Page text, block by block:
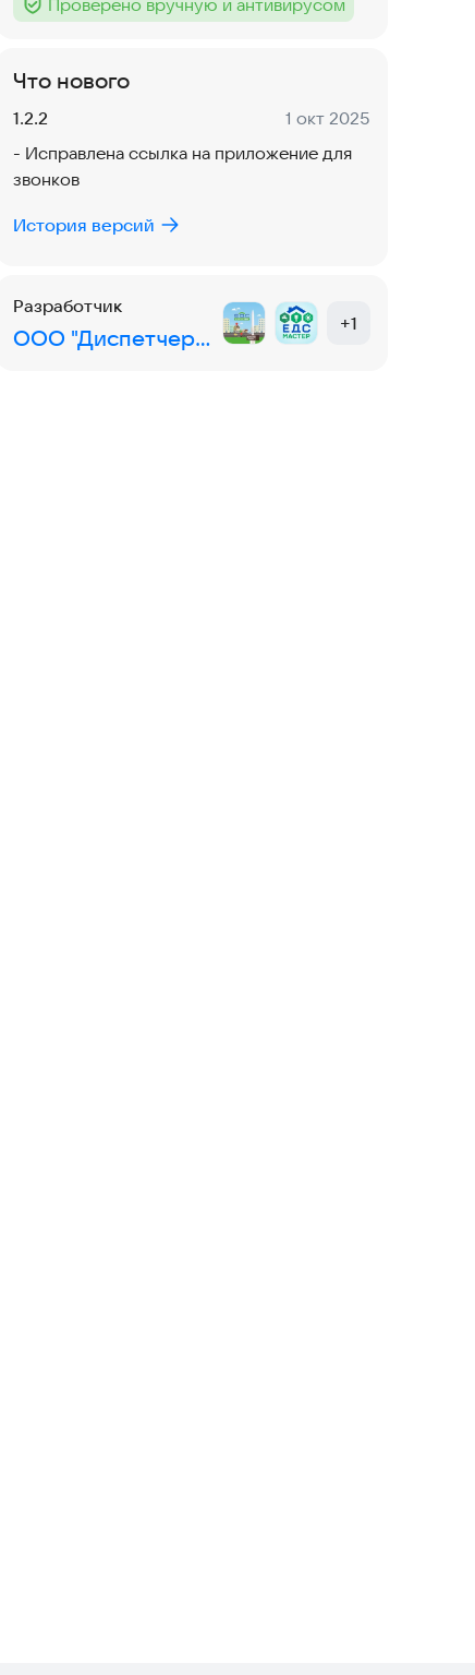
Тег :
Проверено вручную и антивирусом
Что нового
Версия:
1.2.2 Дата:
1 окт 2025
- Исправлена ссылка на приложение для
звонков
История версий
Разработчик
ООО "Диспетчерская служба"
+1